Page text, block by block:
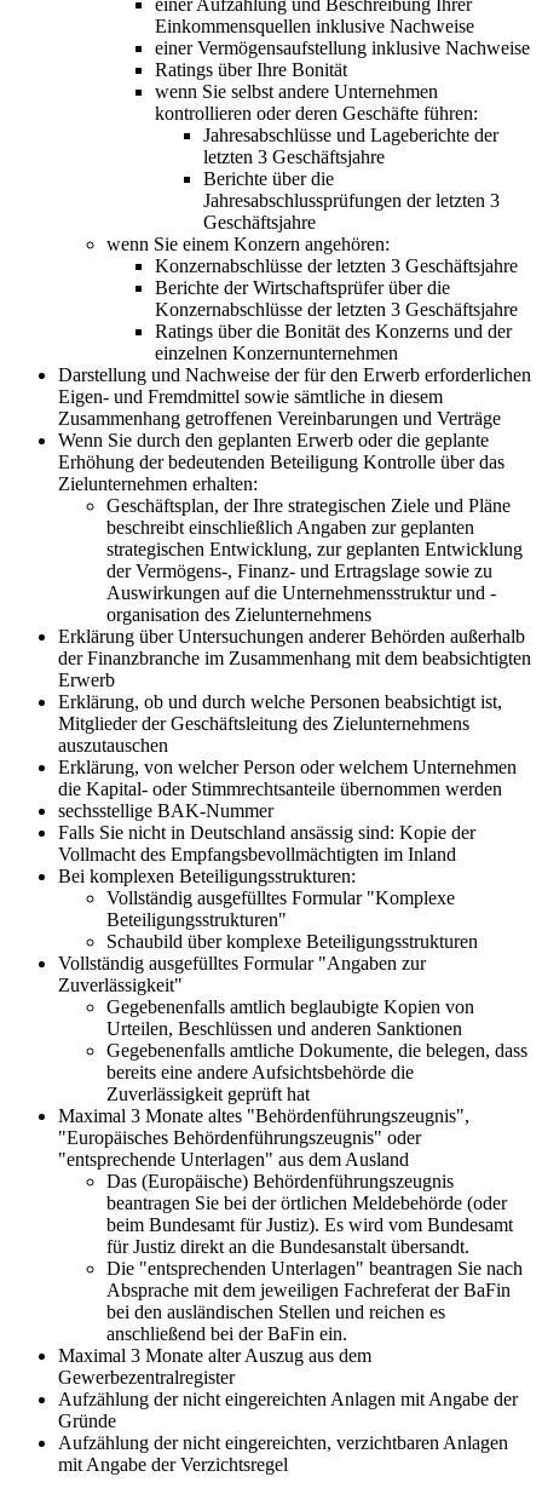
Einkommensquellen inklusive Nachweise
einer Vermögensaufstellung inklusive Nachweise
Ratings über Ihre Bonität
wenn Sie selbst andere Unternehmen
kontrollieren oder deren Geschäfte führen:
Jahresabschlüsse und Lageberichte der
letzten 3 Geschäftsjahre
Berichte über die
Jahresabschlussprüfungen der letzten 3
Geschäftsjahre
wenn Sie einem Konzern angehören:
Konzernabschlüsse der letzten 3 Geschäftsjahre
Berichte der Wirtschaftsprüfer über die
Konzernabschlüsse der letzten 3 Geschäftsjahre
Ratings über die Bonität des Konzerns und der
einzelnen Konzernunternehmen
Darstellung und Nachweise der für den Erwerb erforderlichen
Eigen- und Fremdmittel sowie sämtliche in diesem
Zusammenhang getroffenen Vereinbarungen und Verträge
Wenn Sie durch den geplanten Erwerb oder die geplante
Erhöhung der bedeutenden Beteiligung Kontrolle über das
Zielunternehmen erhalten:
Geschäftsplan, der Ihre strategischen Ziele und Pläne
beschreibt einschließlich Angaben zur geplanten
strategischen Entwicklung, zur geplanten Entwicklung
der Vermögens-, Finanz- und Ertragslage sowie zu
Auswirkungen auf die Unternehmensstruktur und -
organisation des Zielunternehmens
Erklärung über Untersuchungen anderer Behörden außerhalb
der Finanzbranche im Zusammenhang mit dem beabsichtigten
Erwerb
Erklärung, ob und durch welche Personen beabsichtigt ist,
Mitglieder der Geschäftsleitung des Zielunternehmens
auszutauschen
Erklärung, von welcher Person oder welchem Unternehmen
die Kapital- oder Stimmrechtsanteile übernommen werden
sechsstellige BAK-Nummer
Falls Sie nicht in Deutschland ansässig sind: Kopie der
Vollmacht des Empfangsbevollmächtigten im Inland
Bei komplexen Beteiligungsstrukturen:
Vollständig ausgefülltes Formular "Komplexe
Beteiligungsstrukturen"
Schaubild über komplexe Beteiligungsstrukturen
Vollständig ausgefülltes Formular "Angaben zur
Zuverlässigkeit"
Gegebenenfalls amtlich beglaubigte Kopien von
Urteilen, Beschlüssen und anderen Sanktionen
Gegebenenfalls amtliche Dokumente, die belegen, dass
bereits eine andere Aufsichtsbehörde die
Zuverlässigkeit geprüft hat
Maximal 3 Monate altes "Behördenführungszeugnis",
"Europäisches Behördenführungszeugnis" oder
"entsprechende Unterlagen" aus dem Ausland
Das (Europäische) Behördenführungszeugnis
beantragen Sie bei der örtlichen Meldebehörde (oder
beim Bundesamt für Justiz). Es wird vom Bundesamt
für Justiz direkt an die Bundesanstalt übersandt.
Die "entsprechenden Unterlagen" beantragen Sie nach
Absprache mit dem jeweiligen Fachreferat der BaFin
bei den ausländischen Stellen und reichen es
anschließend bei der BaFin ein.
Maximal 3 Monate alter Auszug aus dem
Gewerbezentralregister
Aufzählung der nicht eingereichten Anlagen mit Angabe der
Gründe
Aufzählung der nicht eingereichten, verzichtbaren Anlagen
mit Angabe der Verzichtsregel